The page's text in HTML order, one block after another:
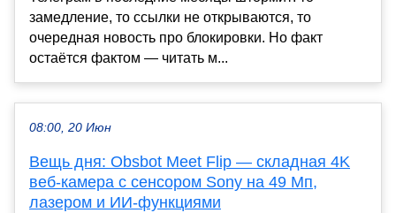
замедление, то ссылки не открываются, то
очередная новость про блокировки. Но факт
остаётся фактом — читать м...
08:00, 20 Июн
Вещь дня: Obsbot Meet Flip — складная 4K
веб-камера с сенсором Sony на 49 Мп,
лазером и ИИ-функциями